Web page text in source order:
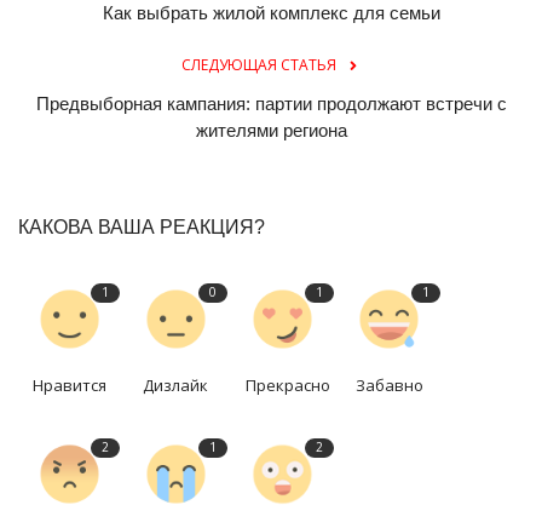
Как выбрать жилой комплекс для семьи
СЛЕДУЮЩАЯ СТАТЬЯ
Предвыборная кампания: партии продолжают встречи с
жителями региона
КАКОВА ВАША РЕАКЦИЯ?
1
Нравится
0
Дизлайк
1
Прекрасно
1
Забавно
2 1 2